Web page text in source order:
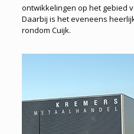
ontwikkelingen op het gebied
Daarbij is het eveneens
rondom Cuijk.